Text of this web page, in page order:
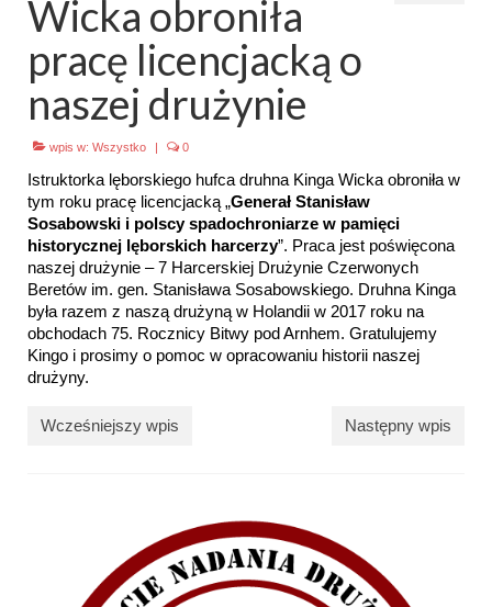
Emblematy (plakietki) i znaki drużyny
Dla harcerzy i rodziców
Ryngraf Pamiątkowy 7 HDCzB
Odznaka Honorowa 7 HDCzB
Nasze twarze
Galeria
Galerie 1983-2025
Galeria 2026
Kontakt
Wicka obroniła
pracę licencjacką o
naszej drużynie
wpis w: Wszystko | 0
Istruktorka lęborskiego hufca druhna Kinga Wicka obroniła w
tym roku pracę licencjacką „Generał Stanisław
Sosabowski i polscy spadochroniarze w pamięci
historycznej lęborskich harcerzy”. Praca jest poświęcona
naszej drużynie – 7 Harcerskiej Drużynie Czerwonych
Beretów im. gen. Stanisława Sosabowskiego. Druhna Kinga
była razem z naszą drużyną w Holandii w 2017 roku na
obchodach 75. Rocznicy Bitwy pod Arnhem. Gratulujemy
Kingo i prosimy o pomoc w opracowaniu historii naszej
drużyny.
Wcześniejszy wpis Następny wpis